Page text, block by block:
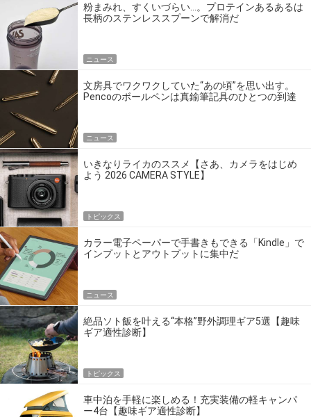
粉まみれ、すくいづらい…。プロテインあるあるは
長柄のステンレススプーンで解消だ
ニュース
文房具でワクワクしていた“あの頃”を思い出す。
Pencoのボールペンは真鍮筆記具のひとつの到達
ニュース
いきなりライカのススメ【さあ、カメラをはじめ
よう 2026 CAMERA STYLE】
トピックス
カラー電子ペーパーで手書きもできる「Kindle」で
インプットとアウトプットに集中だ
ニュース
絶品ソト飯を叶える“本格”野外調理ギア5選【趣味
ギア適性診断】
トピックス
車中泊を手軽に楽しめる！充実装備の軽キャンパ
ー4台【趣味ギア適性診断】